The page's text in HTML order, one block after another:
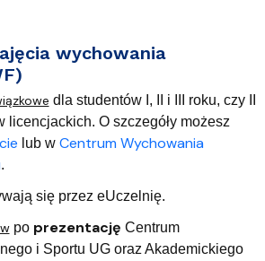
wychowania
dla studentów I, II i III roku, czy II
licencjackich. O szczegóły możesz
lub w Centrum Wychowania
.
się przez eUczelnię.
poprezentację Centrum
i Sportu UG oraz Akademickiego